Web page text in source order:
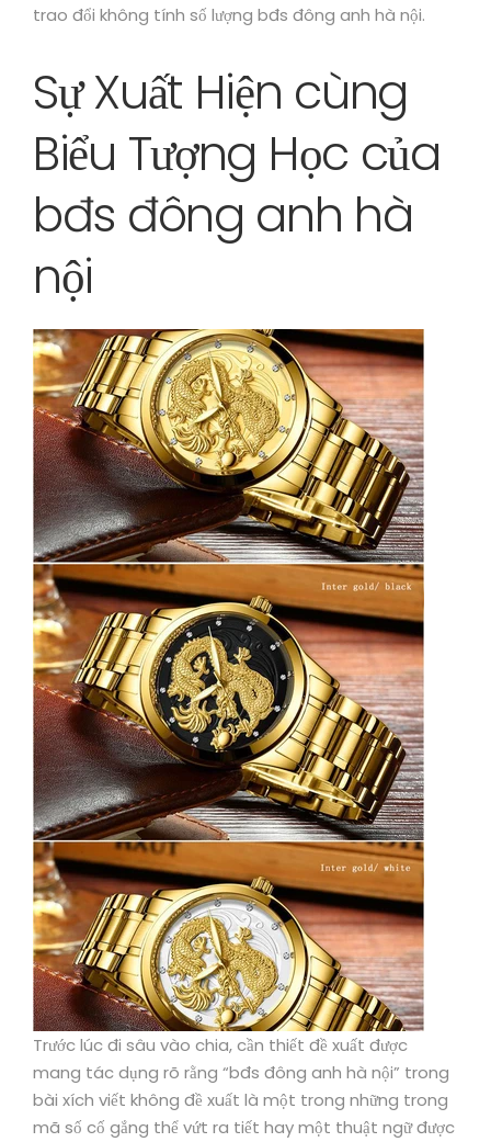
trao đổi không tính số lượng bđs đông anh hà nội.
Sự Xuất Hiện cùng
Biểu Tượng Học của
bđs đông anh hà
nội
Trước lúc đi sâu vào chia, cần thiết đề xuất được
mang tác dụng rõ rằng “bđs đông anh hà nội” trong
bài xích viết không đề xuất là một trong những trong
mã số cố gắng thể vứt ra tiết hay một thuật ngữ được